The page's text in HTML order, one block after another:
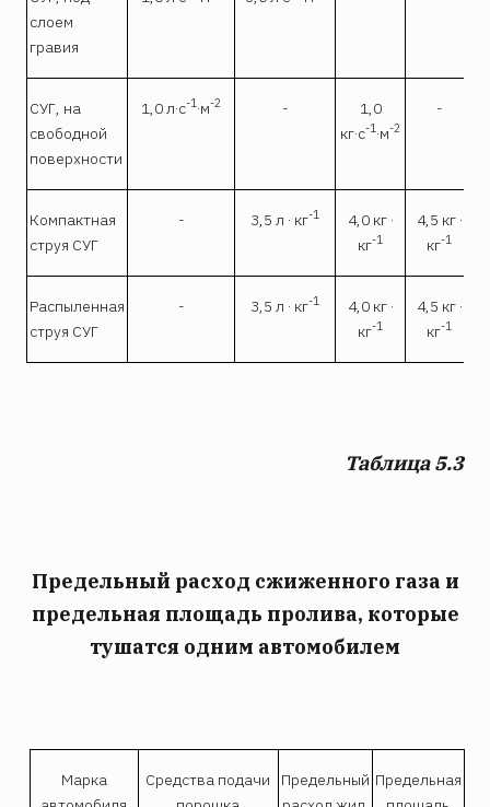
слоем
гравия
СУГ, на
свободной
поверхности
1,0 л·с-1·м-2 -
1,0
кг·с-1·м-2
-
Компактная
струя СУГ
- 3,5 л · кг-1
4,0 кг ·
кг-1
4,5 кг ·
кг-1
Распыленная
струя СУГ
- 3,5 л · кг-1
4,0 кг ·
кг-1
4,5 кг ·
кг-1
Таблица 5.3
Предельный расход сжиженного газа и
предельная площадь пролива, которые
тушатся одним автомобилем
Марка
Средства подачи
Предельный Предельная